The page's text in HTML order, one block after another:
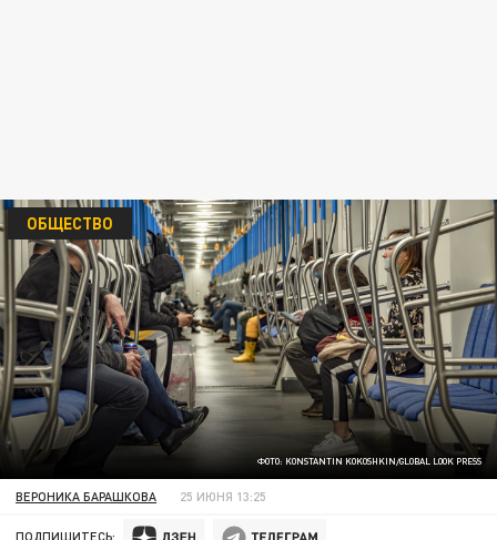
ФОТО: KONSTANTIN KOKOSHKIN/GLOBAL LOOK PRESS
ОБЩЕСТВО
ВЕРОНИКА БАРАШКОВА 25 ИЮНЯ 13:25
ПОДПИШИТЕСЬ: